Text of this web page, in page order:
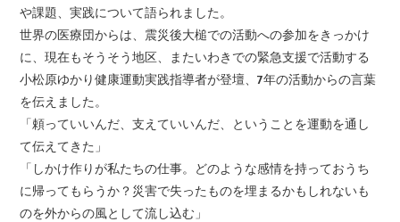
や課題、実践について語られました。
世界の医療団からは、震災後大槌での活動への参加をきっかけ
に、現在もそうそう地区、またいわきでの緊急支援で活動する
小松原ゆかり健康運動実践指導者が登壇、7年の活動からの言葉
を伝えました。
「頼っていいんだ、支えていいんだ、ということを運動を通し
て伝えてきた」
「しかけ作りが私たちの仕事。どのような感情を持っておうち
に帰ってもらうか？災害で失ったものを埋まるかもしれないも
のを外からの風として流し込む」